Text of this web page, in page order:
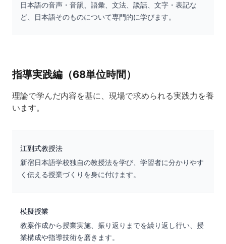
日本語の音声・音韻、語彙、文法、談話、文字・表記な
ど、日本語そのものについて専門的に学びます。
指導実践編（68単位時間）
理論で学んだ内容を基に、現場で求められる実践力を養
います。
江副式教授法
新宿日本語学校独自の教授法を学び、学習者に分かりやす
く伝える授業づくりを身に付けます。
模擬授業
教案作成から授業実施、振り返りまでを繰り返し行い、授
業構成や指導技術を磨きます。